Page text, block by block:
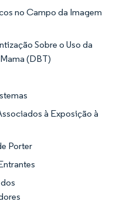
no Campo da Imagem
Sobre o Uso da
(DBT)
à Exposição à
Porter